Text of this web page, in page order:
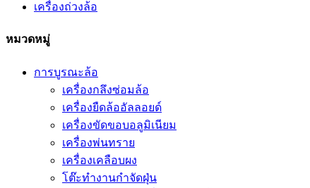
เครื่องถ่วงล้อ
หมวดหมู่
การบูรณะล้อ
เครื่องกลึงซ่อมล้อ
เครื่องยืดล้ออัลลอยด์
เครื่องขัดขอบอลูมิเนียม
เครื่องพ่นทราย
เครื่องเคลือบผง
โต๊ะทำงานกำจัดฝุ่น